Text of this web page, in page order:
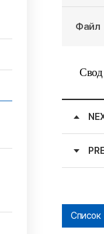
Файл
Список